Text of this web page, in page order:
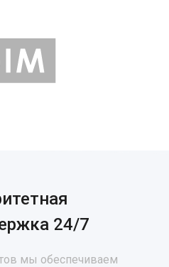
24/7
мы обеспечиваем